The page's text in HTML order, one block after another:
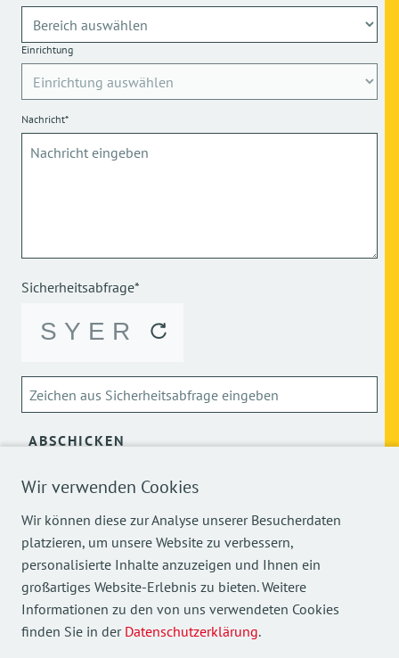
Wir verwenden Cookies
Wir können diese zur Analyse unserer Besucherdaten
platzieren, um unsere Website zu verbessern,
personalisierte Inhalte anzuzeigen und Ihnen ein
großartiges Website-Erlebnis zu bieten. Weitere
Informationen zu den von uns verwendeten Cookies
finden Sie in der Datenschutzerklärung.
Einrichtung
Nachricht*
Sicherheitsabfrage*
ABSCHICKEN
Über die Verarbeitung meiner personenbezogenen Daten
Mehr Einblicke in unsere Arbeit finden Sie auch auf